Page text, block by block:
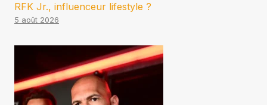
RFK Jr., influenceur lifestyle ?
5 août 2026